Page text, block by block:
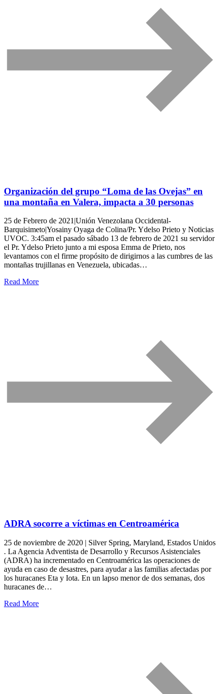
Organización del grupo “Loma de las Ovejas” en
una montaña en Valera, impacta a 30 personas
25 de Febrero de 2021|Unión Venezolana Occidental-
Barquisimeto|Yosainy Oyaga de Colina/Pr. Ydelso Prieto y Noticias
UVOC. 3:45am el pasado sábado 13 de febrero de 2021 su servidor
el Pr. Ydelso Prieto junto a mi esposa Emma de Prieto, nos
levantamos con el firme propósito de dirigirnos a las cumbres de las
montañas trujillanas en Venezuela, ubicadas…
Read More
ADRA socorre a víctimas en Centroamérica
25 de noviembre de 2020 | Silver Spring, Maryland, Estados Unidos
. La Agencia Adventista de Desarrollo y Recursos Asistenciales
(ADRA) ha incrementado en Centroamérica las operaciones de
ayuda en caso de desastres, para ayudar a las familias afectadas por
los huracanes Eta y Iota. En un lapso menor de dos semanas, dos
huracanes de…
Read More